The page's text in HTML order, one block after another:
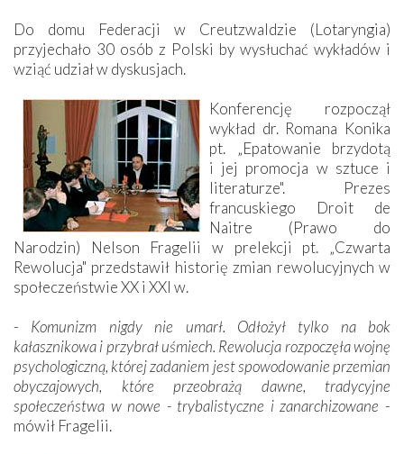
Do domu Federacji w Creutzwaldzie (Lotaryngia)
przyjechało 30 osób z Polski by wysłuchać wykładów i
wziąć udział w dyskusjach.
Konferencję rozpoczął
wykład dr. Romana Konika
pt. „Epatowanie brzydotą
i jej promocja w sztuce i
literaturze". Prezes
francuskiego Droit de
Naitre (Prawo do
Narodzin) Nelson Fragelii w prelekcji pt. „Czwarta
Rewolucja" przedstawił historię zmian rewolucyjnych w
społeczeństwie XX i XXI w.
- Komunizm nigdy nie umarł. Odłożył tylko na bok
kałasznikowa i przybrał uśmiech. Rewolucja rozpoczęła wojnę
psychologiczną, której zadaniem jest spowodowanie przemian
obyczajowych, które przeobrażą dawne, tradycyjne
społeczeństwa w nowe - trybalistyczne i zanarchizowane -
mówił Fragelii.